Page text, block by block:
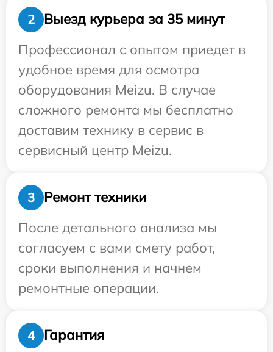
2
Выезд курьера за 35 минут
Профессионал с опытом приедет в
удобное время для осмотра
оборудования Meizu. В случае
сложного ремонта мы бесплатно
доставим технику в сервис в
сервисный центр Meizu.
3
Ремонт техники
После детального анализа мы
согласуем с вами смету работ,
сроки выполнения и начнем
ремонтные операции.
4 Гарантия